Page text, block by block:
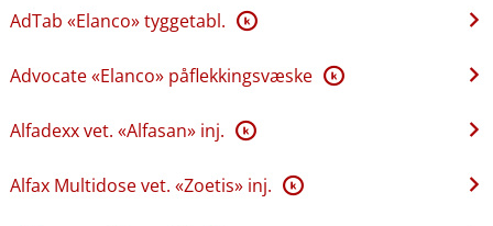
AdTab «Elanco» tyggetabl. K
Advocate «Elanco» påflekkingsvæske K
Alfadexx vet. «Alfasan» inj. K
Alfax Multidose vet. «Zoetis» inj. K